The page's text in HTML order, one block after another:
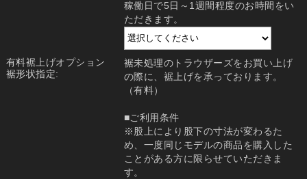
稼働日で5日～1週間程度のお時間をい
ただきます。
有料裾上げオプション
裾形状指定:
裾未処理のトラウザーズをお買い上げ
の際に、裾上げを承っております。
（有料）
■ご利用条件
※股上により股下の寸法が変わるた
め、一度同じモデルの商品を購入した
ことがある方に限らせていただきま
す。